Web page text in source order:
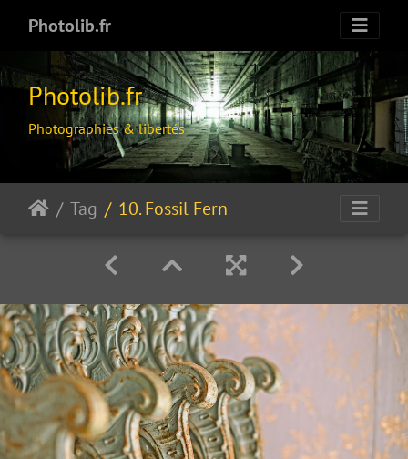
Photolib.fr
Photolib.fr
Photographies & libertés
Tag 10. Fossil Fern